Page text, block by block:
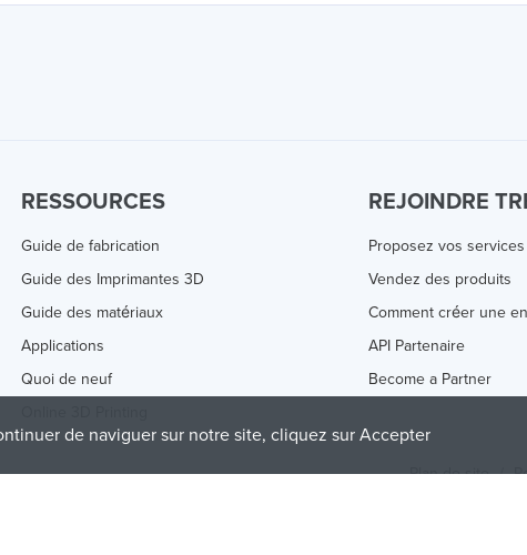
RESSOURCES
Guide de fabrication
Guide des Imprimantes 3D
Guide des matériaux
Applications
Quoi de neuf
REJOINDRE
Proposez vos services
Vendez des produits
Comment créer une
API Partenaire
Become a Partner
Plan de site /
de naviguer sur notre site, cliquez sur Accepter